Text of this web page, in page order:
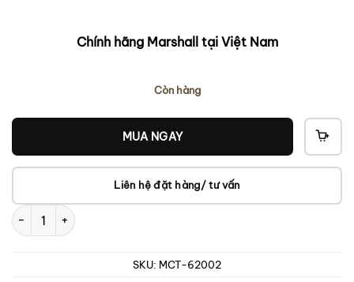
Chính hãng Marshall tại Việt Nam
Còn hàng
MUA NGAY
Liên hệ đặt hàng/ tư vấn
Marshall Crosstown Crimson số lượng
SKU: MCT-62002